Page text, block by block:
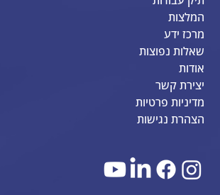
המלצות
מרכז ידע
שאלות נפוצות
אודות
יצירת קשר
מדיניות פרטיות
הצהרת נגישות